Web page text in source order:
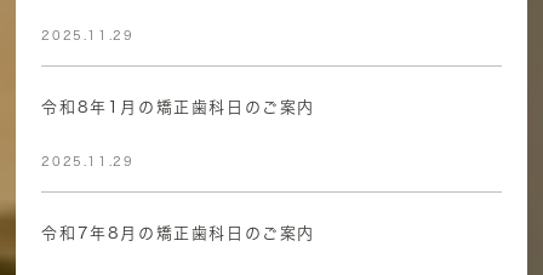
2025.11.29
令和8年1月の矯正歯科日のご案内
2025.11.29
令和7年8月の矯正歯科日のご案内